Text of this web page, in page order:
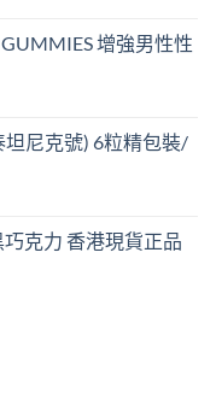
增強男性性
尼克號) 6粒精包裝/
克力 香港現貨正品